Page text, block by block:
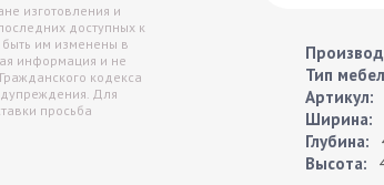
изготовления и
доступных к
им изменены в
информация и не
кодекса
Для
просьба
Тип
Артикул:
Ширина:
Глубина:
Высота: